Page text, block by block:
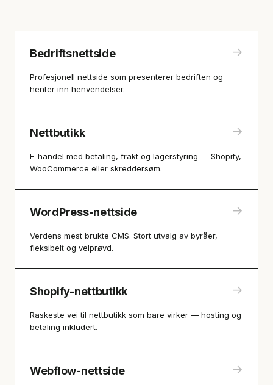
Bedriftsnettside →
Profesjonell nettside som presenterer bedriften og
henter inn henvendelser.
Nettbutikk →
E-handel med betaling, frakt og lagerstyring — Shopify,
WooCommerce eller skreddersøm.
WordPress-nettside →
Verdens mest brukte CMS. Stort utvalg av byråer,
fleksibelt og velprøvd.
Shopify-nettbutikk →
Raskeste vei til nettbutikk som bare virker — hosting og
betaling inkludert.
Webflow-nettside →